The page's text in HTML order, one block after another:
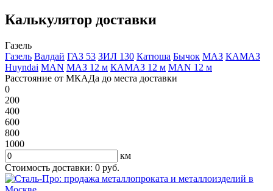
Калькулятор доставки
Газель
Газель Валдай ГАЗ 53 ЗИЛ 130 Катюша Бычок МАЗ КАМАЗ
Huyndai MAN МАЗ 12 м КАМАЗ 12 м MAN 12 м
Расстояние от МКАДа до места доставки
0
200
400
600
800
1000
км
Стоимость доставки: 0 руб.